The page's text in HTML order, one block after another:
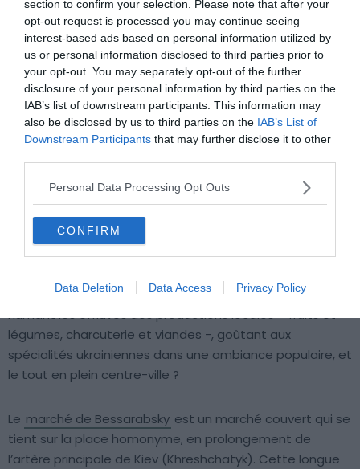
section to confirm your selection. Please note that after your
opt-out request is processed you may continue seeing
interest-based ads based on personal information utilized by
us or personal information disclosed to third parties prior to
your opt-out. You may separately opt-out of the further
disclosure of your personal information by third parties on the
IAB’s list of downstream participants. This information may
also be disclosed by us to third parties on the IAB’s List of
Downstream Participants that may further disclose it to other
Personal Data Processing Opt Outs
CONFIRM
Data Deletion Data Access Privacy Policy
Vous cherchez d’autres activités insolites à faire à Kiev ?
s’immergeait au contact de la population kiévienne, en
humant les effluves des productions locales – fruits et
légumes, charcuterie et viandes -, goûtant aux
spécialités ukrainiennes dans une ambiance populaire, et
le tout en plein centre-ville ?
Le marché de Bessarabsky est un marché couvert qui se
tient sur la place homonyme, en prolongement de
l’artère principale de Kiev (Khreshchatyk). Cette longue